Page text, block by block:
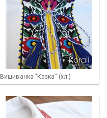
Вишиванка "Казка" (хл.)